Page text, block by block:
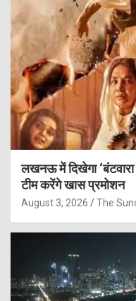
लखनऊ में दिखेगा
टीम करेंगे खास प्रमोशन
August 3, 2026 The